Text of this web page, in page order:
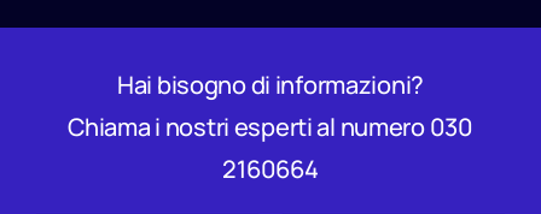
Hai bisogno di informazioni?
Chiama i nostri esperti al numero 030
2160664